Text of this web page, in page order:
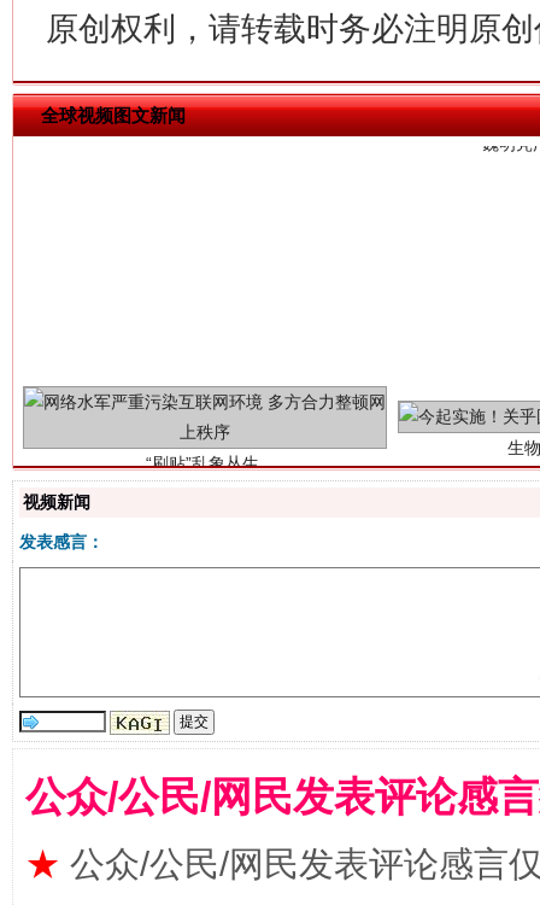
原创权利，请转载时务必注明原
全球视频图文新闻
视频新闻
发表感言：
公众/公民/网民发表评论感
★ 公众/公民/网民发表评论感言